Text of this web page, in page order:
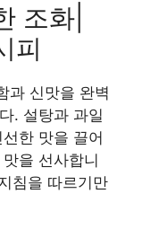
조화|
피
과 신맛을 완벽
. 설탕과 과일
한 맛을 끌어
을 선사합니
침을 따르기만